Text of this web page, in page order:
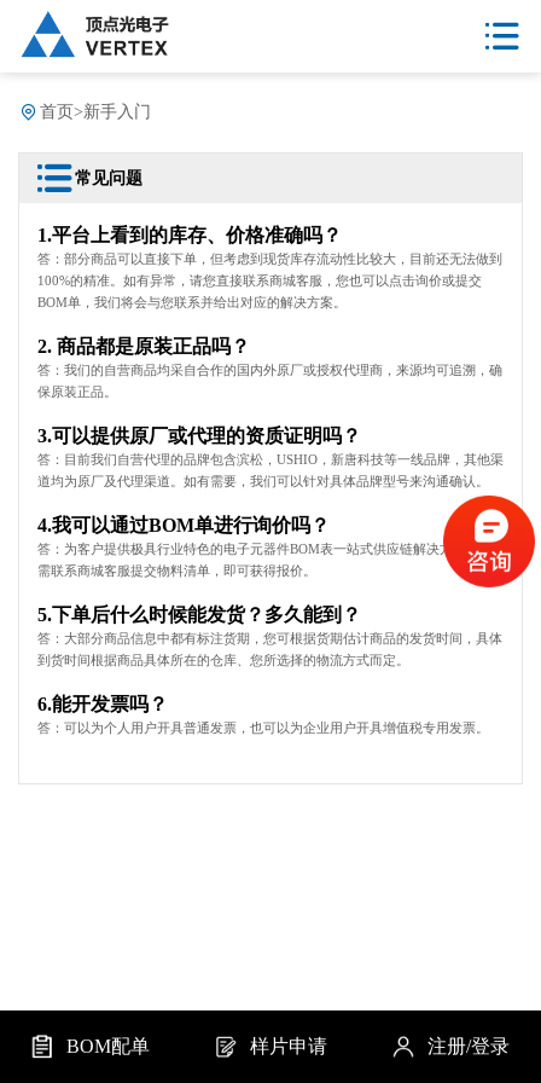
首页 >新手入门
常见问题
1.平台上看到的库存、价格准确吗？
答：部分商品可以直接下单，但考虑到现货库存流动性比较大，目前还无法做到
100%的精准。如有异常，请您直接联系商城客服，您也可以点击询价或提交
BOM单，我们将会与您联系并给出对应的解决方案。
2. 商品都是原装正品吗？
答：我们的自营商品均采自合作的国内外原厂或授权代理商，来源均可追溯，确
保原装正品。
3.可以提供原厂或代理的资质证明吗？
答：目前我们自营代理的品牌包含滨松，USHIO，新唐科技等一线品牌，其他渠
道均为原厂及代理渠道。如有需要，我们可以针对具体品牌型号来沟通确认。
4.我可以通过BOM单进行询价吗？
答：为客户提供极具行业特色的电子元器件BOM表一站式供应链解决方案，只
需联系商城客服提交物料清单，即可获得报价。
5.下单后什么时候能发货？多久能到？
答：大部分商品信息中都有标注货期，您可根据货期估计商品的发货时间，具体
到货时间根据商品具体所在的仓库、您所选择的物流方式而定。
6.能开发票吗？
答：可以为个人用户开具普通发票，也可以为企业用户开具增值税专用发票。
BOM配单 样片申请 注册/登录